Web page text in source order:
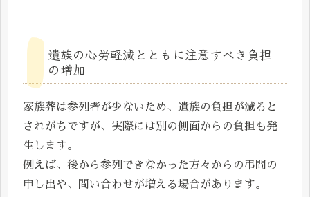
遺族の心労軽減とともに注意すべき負担
の増加
家族葬は参列者が少ないため、遺族の負担が減ると
されがちですが、実際には別の側面からの負担も発
生します。
例えば、後から参列できなかった方々からの弔問の
申し出や、問い合わせが増える場合があります。